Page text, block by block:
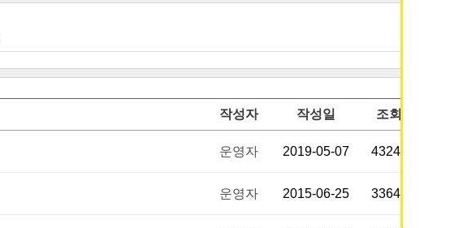
작성자 작성일 조회
운영자 2019-05-07 43249
운영자 2015-06-25 33645